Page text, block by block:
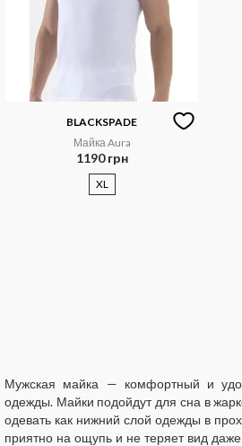
BLACKSPADE
Майка Aura
1190 грн
XL
Мужская майка — комфортный и
одежды. Майки подойдут для сна в
одевать как нижний слой одежды в
приятно на ощупь и не теряет вид